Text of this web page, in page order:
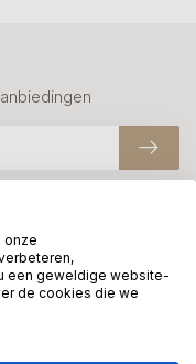
advies, bel of app
onze
een geweldige website-
de cookies die we